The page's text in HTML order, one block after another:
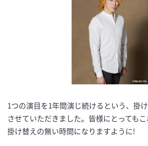
1つの演目を1年間演じ続けるという、掛
させていただきました。皆様にとっても
掛け替えの無い時間になりますように!